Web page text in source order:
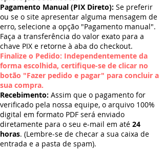
Pagamento Manual (PIX Direto): Se preferir
ou se o site apresentar alguma mensagem de
erro, selecione a opção "Pagamento manual".
Faça a transferência do valor exato para a
chave PIX e retorne à aba do checkout.
Finalize o Pedido: Independentemente da
forma escolhida, certifique-se de clicar no
botão "Fazer pedido e pagar" para concluir a
sua compra.
Recebimento: Assim que o pagamento for
verificado pela nossa equipe, o arquivo 100%
digital em formato PDF será enviado
diretamente para o seu e-mail em até 24
horas. (Lembre-se de checar a sua caixa de
entrada e a pasta de spam).